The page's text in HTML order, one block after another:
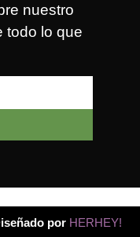
nuestro
todo lo que
por HERHEY!